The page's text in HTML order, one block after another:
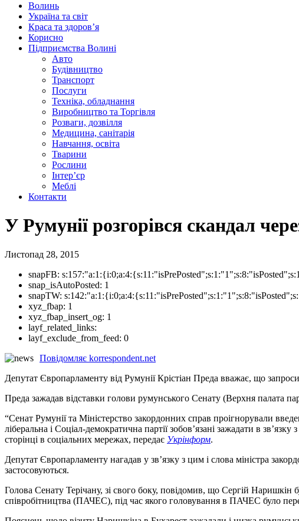
Волинь
Україна та світ
Краса та здоров’я
Корисно
Підприємства Волині
Авто
Будівництво
Транспорт
Послуги
Техніка, обладнання
Виробництво та Торгівля
Розваги, дозвілля
Медицина, санітарія
Навчання, освіта
Тварини
Рослини
Інтер’єр
Меблі
Контакти
У Румунії розгорівся скандал
Листопад 28, 2015
snapFB:
snap_isAutoPosted: 1
snapTW:
xyz_fbap: 1
xyz_fbap_insert_og: 1
layf_related_links:
layf_exclude_from_feed: 0
Повідомляє korrespondent.net
Депутат Європарламенту від Румунії Крістіан Преда вважає, що
Преда зажадав відставки голови румунського Сенату (Верхня палата
“Сенат Румунії та Міністерство закордонних справ проігнорували
ліберальна і Соціал-демократична партії зобов’язані зажадати в
сторінці в соціальних мережах, передає Укрінформ.
Депутат Європарламенту нагадав у зв’язку з цим і слова міністра
застосовуються.
Голова Сенату Терічану, зі свого боку, повідомив, що Сергій Наришкін
співробітництва (ПАЧЕС), під час якого головування в ПАЧЕС було